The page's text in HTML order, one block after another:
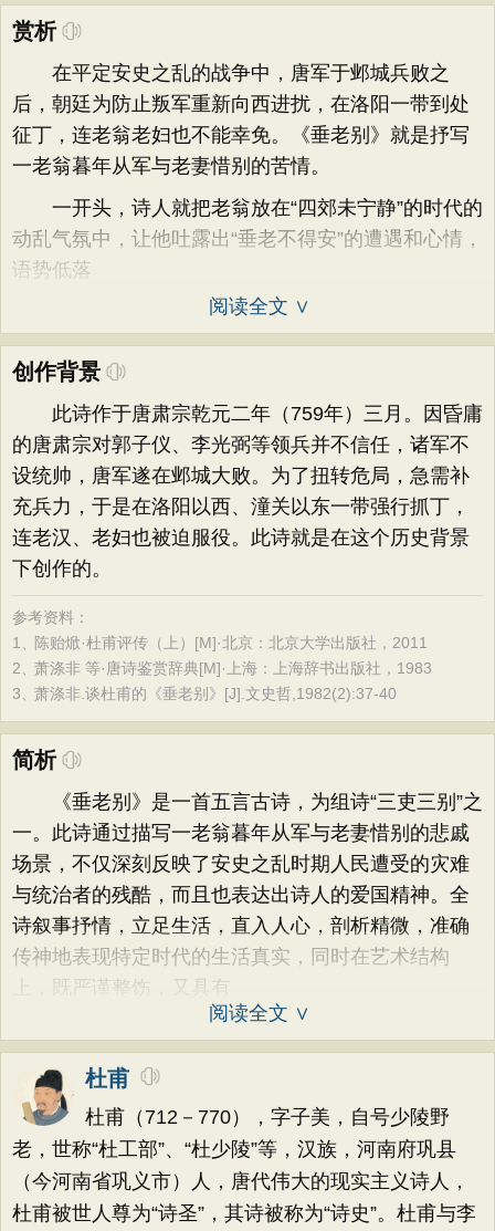
赏析
在平定安史之乱的战争中，唐军于邺城兵败之
后，朝廷为防止叛军重新向西进扰，在洛阳一带到处
征丁，连老翁老妇也不能幸免。《垂老别》就是抒写
一老翁暮年从军与老妻惜别的苦情。
一开头，诗人就把老翁放在“四郊未宁静”的时代的
动乱气氛中，让他吐露出“垂老不得安”的遭遇和心情，
语势低落
阅读全文 ∨
创作背景
此诗作于唐肃宗乾元二年（759年）三月。因昏庸
的唐肃宗对郭子仪、李光弼等领兵并不信任，诸军不
设统帅，唐军遂在邺城大败。为了扭转危局，急需补
充兵力，于是在洛阳以西、潼关以东一带强行抓丁，
连老汉、老妇也被迫服役。此诗就是在这个历史背景
下创作的。
参考资料：
1、 陈贻焮·杜甫评传（上）[M]·北京：北京大学出版社，2011
2、萧涤非 等·唐诗鉴赏辞典[M]·上海：上海辞书出版社，1983
3、萧涤非.谈杜甫的《垂老别》[J].文史哲,1982(2):37-40
简析
《垂老别》是一首五言古诗，为组诗“三吏三别”之
一。此诗通过描写一老翁暮年从军与老妻惜别的悲戚
场景，不仅深刻反映了安史之乱时期人民遭受的灾难
与统治者的残酷，而且也表达出诗人的爱国精神。全
诗叙事抒情，立足生活，直入人心，剖析精微，准确
传神地表现特定时代的生活真实，同时在艺术结构
上，既严谨整饬，又具有
阅读全文 ∨
杜甫
杜甫（712－770），字子美，自号少陵野
老，世称“杜工部”、“杜少陵”等，汉族，河南府巩县
（今河南省巩义市）人，唐代伟大的现实主义诗人，
杜甫被世人尊为“诗圣”，其诗被称为“诗史”。杜甫与李